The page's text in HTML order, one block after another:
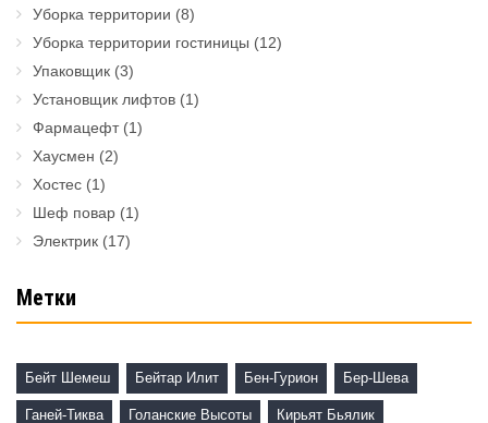
Уборка территории (8)
Уборка территории гостиницы (12)
Упаковщик (3)
Установщик лифтов (1)
Фармацефт(1)
Хаусмен (2)
Хостес (1)
Шеф повар (1)
Электрик (17)
Метки
Бейт Шемеш Бейтар Илит Бен-Гурион Бер-Шева
Ганей-Тиква Голанские Высоты Кирьят Бьялик